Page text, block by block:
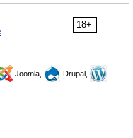
18+
Joomla,
Drupal,